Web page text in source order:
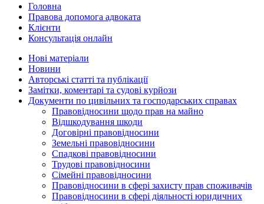
Головне меню
Головна
Правова допомога адвоката
Клієнти
Консультація онлайн
Нові матеріали
Новини
Авторські статті та публікації
Замітки, коментарі та судові курйози
Документи по цивільних та господарських справах
Правовідносини щодо прав на майно
Відшкодування шкоди
Договірні правовідносини
Земельні правовідносини
Спадкові правовідносини
Трудові правовідносини
Сімейні правовідносини
Правовідносини в сфері захисту прав споживачів
Правовідносини в сфері діяльності юридичних